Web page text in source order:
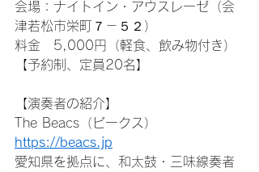
会場：ナイトイン・アウスレーゼ（会
津若松市栄町７－５２）
料金　5,000円（軽食、飲み物付き）
【予約制、定員20名】
【演奏者の紹介】
The Beacs（ビークス）
https://beacs.jp
愛知県を拠点に、和太鼓・三味線奏者